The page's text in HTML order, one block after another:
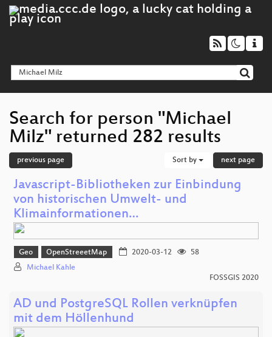
Search for person "Michael
Milz" returned 282 results
previous page Sort by next page
Javascript-Bibliotheken zur Einbindung
von historischen Umwelt- und
Klimainformationen…
Geo OpenStreeetMap 2020-03-12
58
Michael Kahle
FOSSGIS 2020
AD und PostgreSQL Rollen verknüpfen
mit dem Höllenhund